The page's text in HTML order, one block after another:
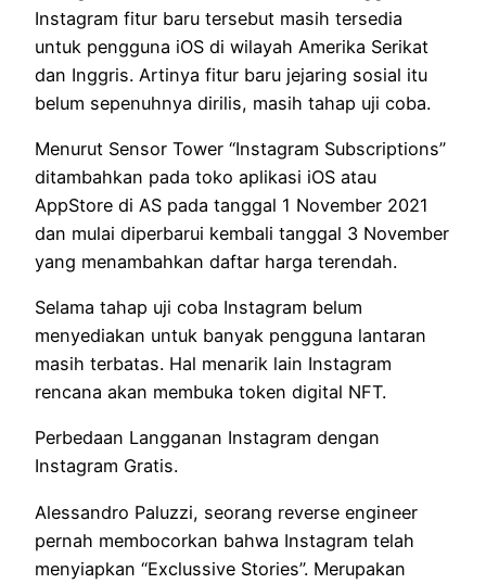
Instagram fitur baru tersebut masih tersedia
untuk pengguna iOS di wilayah Amerika Serikat
dan Inggris. Artinya fitur baru jejaring sosial itu
belum sepenuhnya dirilis, masih tahap uji coba.
Menurut Sensor Tower “Instagram Subscriptions”
ditambahkan pada toko aplikasi iOS atau
AppStore di AS pada tanggal 1 November 2021
dan mulai diperbarui kembali tanggal 3 November
yang menambahkan daftar harga terendah.
Selama tahap uji coba Instagram belum
menyediakan untuk banyak pengguna lantaran
masih terbatas. Hal menarik lain Instagram
rencana akan membuka token digital NFT.
Perbedaan Langganan Instagram dengan
Instagram Gratis.
Alessandro Paluzzi, seorang reverse engineer
pernah membocorkan bahwa Instagram telah
menyiapkan “Exclussive Stories”. Merupakan